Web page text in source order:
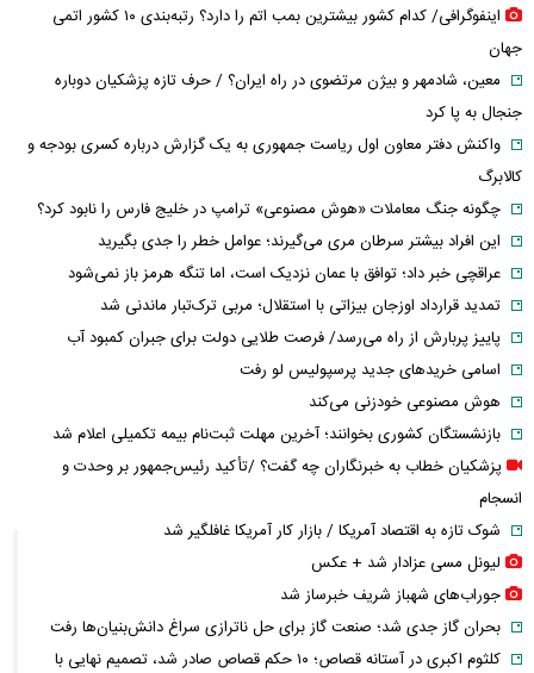
اینفوگرافی/ کدام کشور بیشترین بمب اتم را دارد؟ رتبه‌بندی ۱۰ کشور اتمی
جهان
معین، شادمهر و بیژن مرتضوی در راه ایران؟ / حرف تازه پزشکیان دوباره
جنجال به پا کرد
واکنش دفتر معاون اول ریاست جمهوری به یک گزارش درباره کسری بودجه و
کالابرگ
چگونه جنگ معاملات «هوش مصنوعی» ترامپ در خلیج فارس را نابود کرد؟
این افراد بیشتر سرطان مری می‌گیرند؛ عوامل خطر را جدی بگیرید
عراقچی خبر داد؛ توافق با عمان نزدیک است، اما تنگه هرمز باز نمی‌شود
تمدید قرارداد اوزجان بیزاتی با استقلال؛ مربی ترک‌تبار ماندنی شد
پاییز پربارش از راه می‌رسد/ فرصت طلایی دولت برای جبران کمبود آب
اسامی خریدهای جدید پرسپولیس لو رفت
هوش مصنوعی خودزنی می‌کند
بازنشستگان کشوری بخوانند؛ آخرین مهلت ثبت‌نام بیمه تکمیلی اعلام شد
پزشکیان خطاب به خبرنگاران چه گفت؟ /تأکید رئیس‌جمهور بر وحدت و
انسجام
شوک تازه به اقتصاد آمریکا / بازار کار آمریکا غافلگیر شد
لیونل مسی عزادار شد + عکس
جوراب‌های شهباز شریف خبرساز شد
بحران گاز جدی شد؛ صنعت گاز برای حل ناترازی سراغ دانش‌بنیان‌ها رفت
کلثوم اکبری در آستانه قصاص؛ ۱۰ حکم قصاص صادر شد، تصمیم نهایی با